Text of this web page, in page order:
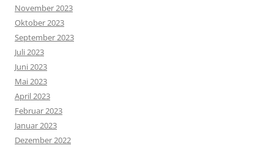
November 2023
Oktober 2023
September 2023
Juli 2023
Juni 2023
Mai 2023
April 2023
Februar 2023
Januar 2023
Dezember 2022